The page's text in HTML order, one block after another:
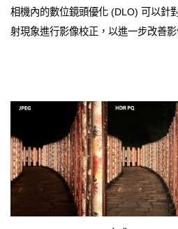
相機內的數位鏡頭優化 (DLO) 可以針
射現象進行影像校正，以進一步改善影